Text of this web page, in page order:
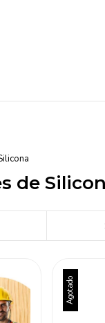
de
Agotado